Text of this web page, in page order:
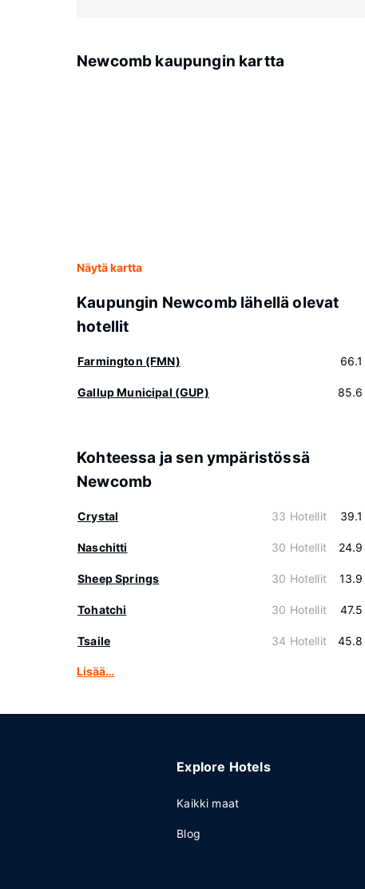
Newcomb kaupungin kartta
Näytä kartta
Kaupungin Newcomb lähellä olevat
hotellit
Farmington (FMN)
Gallup Municipal (GUP) 85.6
Kohteessa ja sen ympäristössä
Newcomb
Crystal 33 Hotellit
Naschitti 30 Hotellit 24.9
Sheep Springs 30 Hotellit 13.9
Tohatchi 30 Hotellit
Tsaile 34 Hotellit 45.8
Lisää…
Explore Hotels
Kaikki maat
Blog